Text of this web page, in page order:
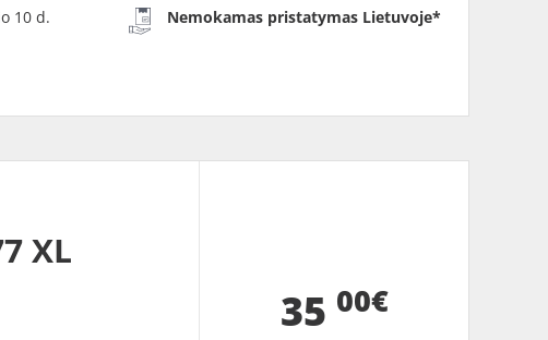
10 d. Nemokamas pristatymas Lietuvoje*
XL
35 00€